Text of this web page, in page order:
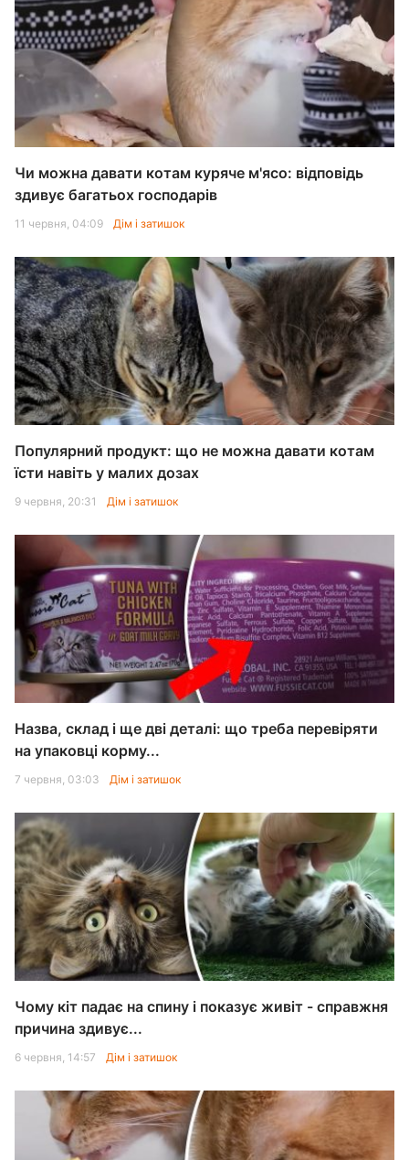
Чи можна давати котам куряче м'ясо: відповідь
здивує багатьох господарів
11 червня, 04:09 Дім і затишок
Популярний продукт: що не можна давати котам
їсти навіть у малих дозах
9 червня, 20:31 Дім і затишок
Назва, склад і ще дві деталі: що треба перевіряти
на упаковці корму...
7 червня, 03:03 Дім і затишок
Чому кіт падає на спину і показує живіт - справжня
причина здивує...
6 червня, 14:57 Дім і затишок